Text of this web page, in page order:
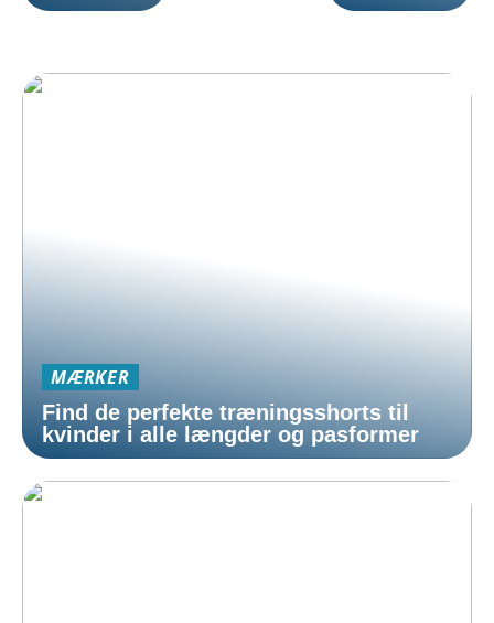
MÆRKER
Find de perfekte træningsshorts til
kvinder i alle længder og pasformer